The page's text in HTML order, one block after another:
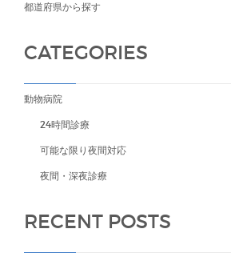
都道府県から探す
CATEGORIES
動物病院
24時間診療
可能な限り夜間対応
夜間・深夜診療
RECENT POSTS